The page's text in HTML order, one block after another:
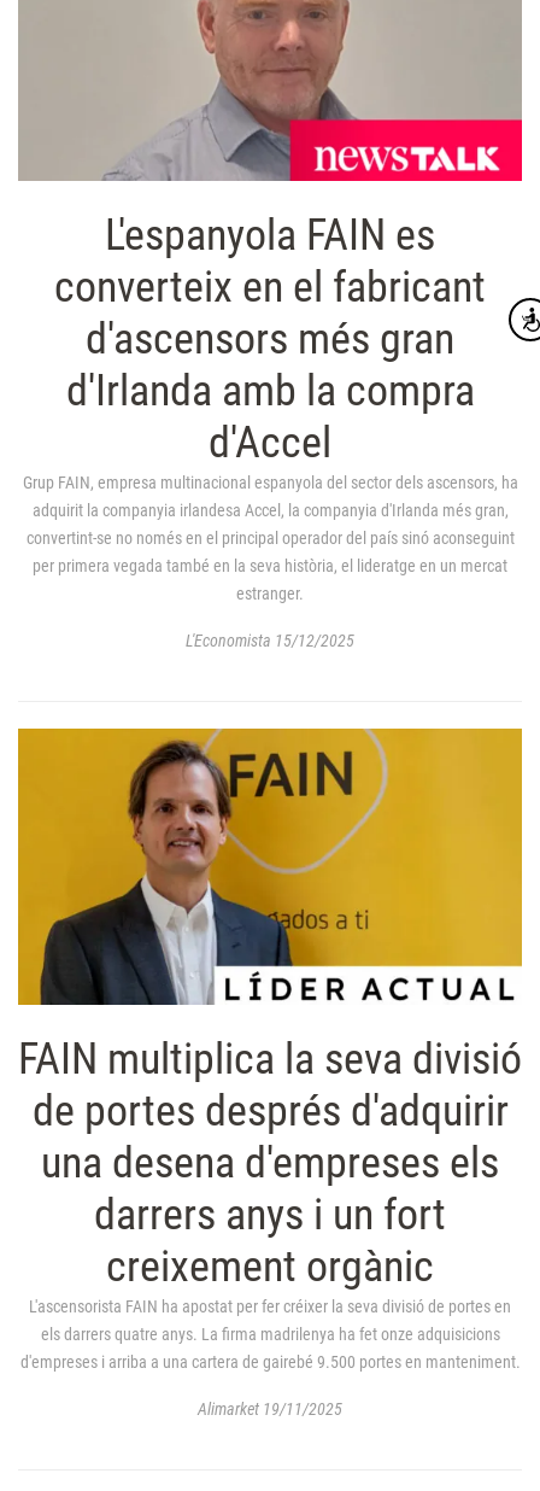
L'espanyola FAIN es
converteix en el fabricant
d'ascensors més gran
d'Irlanda amb la compra
d'Accel
Grup FAIN, empresa multinacional espanyola del sector dels ascensors, ha
adquirit la companyia irlandesa Accel, la companyia d'Irlanda més gran,
convertint-se no només en el principal operador del país sinó aconseguint
per primera vegada també en la seva història, el lideratge en un mercat
estranger.
L'Economista 15/12/2025
FAIN multiplica la seva divisió
de portes després d'adquirir
una desena d'empreses els
darrers anys i un fort
creixement orgànic
L'ascensorista FAIN ha apostat per fer créixer la seva divisió de portes en
els darrers quatre anys. La firma madrilenya ha fet onze adquisicions
d'empreses i arriba a una cartera de gairebé 9.500 portes en manteniment.
Alimarket 19/11/2025